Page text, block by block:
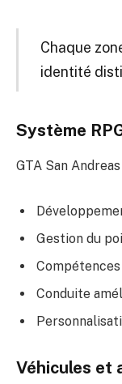
Chaque
identité
Système
GTA San
Gestion du
Conduite
Véhicules et